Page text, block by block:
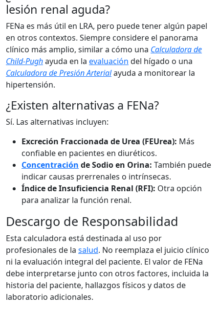
lesión renal aguda?
FENa es más útil en LRA, pero puede tener algún papel
en otros contextos. Siempre considere el panorama
clínico más amplio, similar a cómo una Calculadora de
Child-Pughayuda en la evaluación del hígado o una
Calculadora de Presión Arterialayuda a monitorear la
hipertensión.
¿Existen alternativas a FENa?
Sí. Las alternativas incluyen:
Excreción Fraccionada de Urea (FEUrea): Más
confiable en pacientes en diuréticos.
Concentración de Sodio en Orina: También puede
indicar causas prerrenales o intrínsecas.
Índice de Insuficiencia Renal (RFI): Otra opción
para analizar la función renal.
Descargo de Responsabilidad
Esta calculadora está destinada al uso por
profesionales de la salud. No reemplaza el juicio clínico
ni la evaluación integral del paciente. El valor de FENa
debe interpretarse junto con otros factores, incluida la
historia del paciente, hallazgos físicos y datos de
laboratorio adicionales.